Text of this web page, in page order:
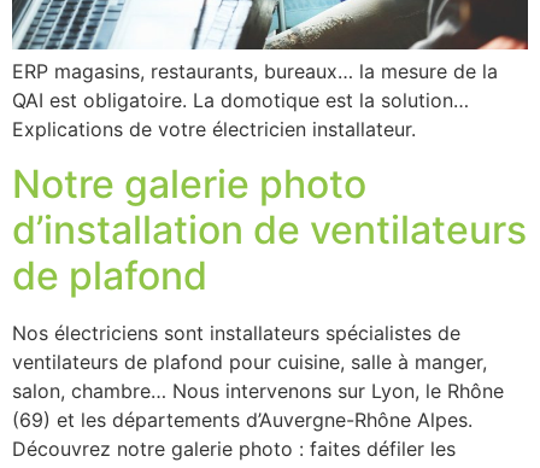
ERP magasins, restaurants, bureaux… la mesure de la
QAI est obligatoire. La domotique est la solution…
Explications de votre électricien installateur.
Notre galerie photo
d’installation de ventilateurs
de plafond
Nos électriciens sont installateurs spécialistes de
ventilateurs de plafond pour cuisine, salle à manger,
salon, chambre… Nous intervenons sur Lyon, le Rhône
(69) et les départements d’Auvergne-Rhône Alpes.
Découvrez notre galerie photo : faites défiler les